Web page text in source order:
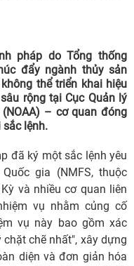
pháp do Tổng thống
đẩy ngành thủy sản
thể triển khai hiệu
rộng tại Cục Quản lý
– cơ quan đóng
lệnh.
đã ký một sắc lệnh yêu
gia (NMFS, thuộc
và nhiều cơ quan liên
vụ nhằm củng cố
vụ này bao gồm xác
chẽ nhất", xây dựng
diện và đơn giản hóa